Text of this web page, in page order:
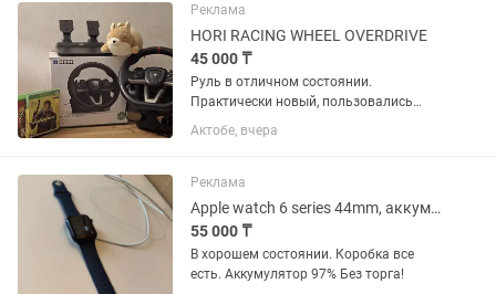
AVRON 15.6" легко подключается к...
Реклама
HORI RACING WHEEL OVERDRIVE
45 000 ₸
Руль в отличном состоянии.
Практически новый, пользовались
редко и аккуратно. Педали газ, тормоз
Длина кабеля 3 м. Особенности
270⁰. •Руль не использовался для...
Актобе, вчера
Реклама
Apple watch 6 series 44mm, аккумулятор 97%
55 000 ₸
В хорошем состоянии. Коробка все
есть. Аккумулятор 97% Без торга!